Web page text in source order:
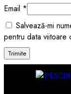
Email *
Salvează-mi
pentru data viitoare